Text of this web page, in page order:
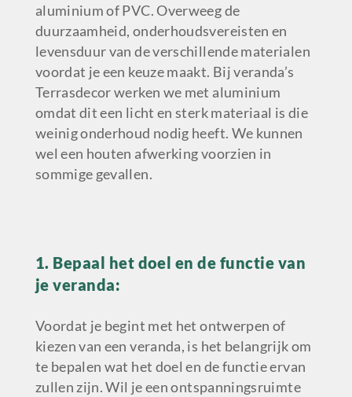
aluminium of PVC. Overweeg de
duurzaamheid, onderhoudsvereisten en
levensduur van de verschillende materialen
voordat je een keuze maakt. Bij veranda’s
Terrasdecor werken we met aluminium
omdat dit een licht en sterk materiaal is die
weinig onderhoud nodig heeft. We kunnen
wel een houten afwerking voorzien in
sommige gevallen.
1. Bepaal het doel en de functie van
je veranda:
Voordat je begint met het ontwerpen of
kiezen van een veranda, is het belangrijk om
te bepalen wat het doel en de functie ervan
zullen zijn. Wil je een ontspanningsruimte